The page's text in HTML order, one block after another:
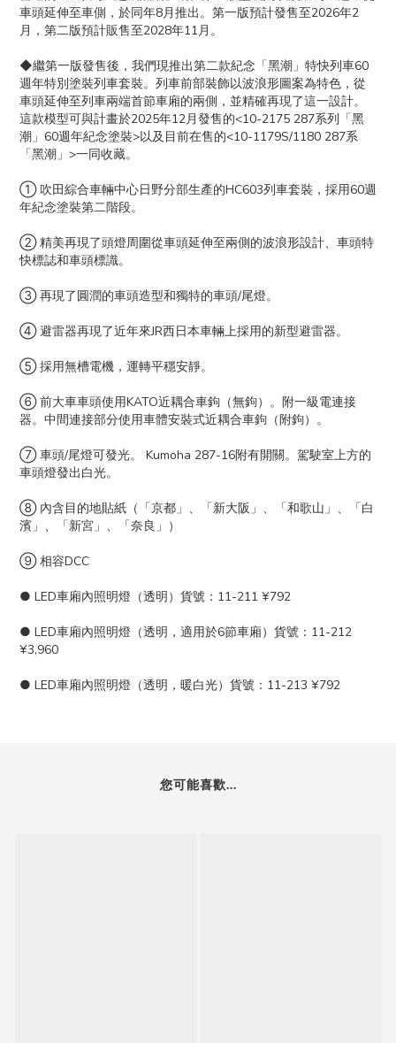
車頭延伸至車側，於同年8月推出。第一版預計發售至2026年2
月，第二版預計販售至2028年11月。
◆繼第一版發售後，我們現推出第二款紀念「黑潮」特快列車60
週年特別塗裝列車套裝。列車前部裝飾以波浪形圖案為特色，從
車頭延伸至列車兩端首節車廂的兩側，並精確再現了這一設計。
這款模型可與計畫於2025年12月發售的<10-2175 287系列「黑
潮」60週年紀念塗裝>以及目前在售的<10-1179S/1180 287系
「黑潮」>一同收藏。
① 吹田綜合車輛中心日野分部生產的HC603列車套裝，採用60週
年紀念塗裝第二階段。
② 精美再現了頭燈周圍從車頭延伸至兩側的波浪形設計、車頭特
快標誌和車頭標識。
③ 再現了圓潤的車頭造型和獨特的車頭/尾燈。
④ 避雷器再現了近年來JR西日本車輛上採用的新型避雷器。
⑤ 採用無槽電機，運轉平穩安靜。
⑥ 前大車車頭使用KATO近耦合車鉤（無鉤）。附一級電連接
器。中間連接部分使用車體安裝式近耦合車鉤（附鉤）。
⑦ 車頭/尾燈可發光。 Kumoha 287-16附有開關。駕駛室上方的
車頭燈發出白光。
⑧ 內含目的地貼紙（「京都」、「新大阪」、「和歌山」、「白
濱」、「新宮」、「奈良」）
⑨ 相容DCC
● LED車廂內照明燈（透明）貨號：11-211 ¥792
● LED車廂內照明燈（透明，適用於6節車廂）貨號：11-212
¥3,960
● LED車廂內照明燈（透明，暖白光）貨號：11-213 ¥792
您可能喜歡...